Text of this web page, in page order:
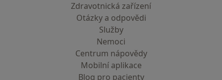
Zdravotnická zařízení
Otázky a odpovědi
Služby
Nemoci
Centrum nápovědy
Mobilní aplikace
Blog pro pacienty